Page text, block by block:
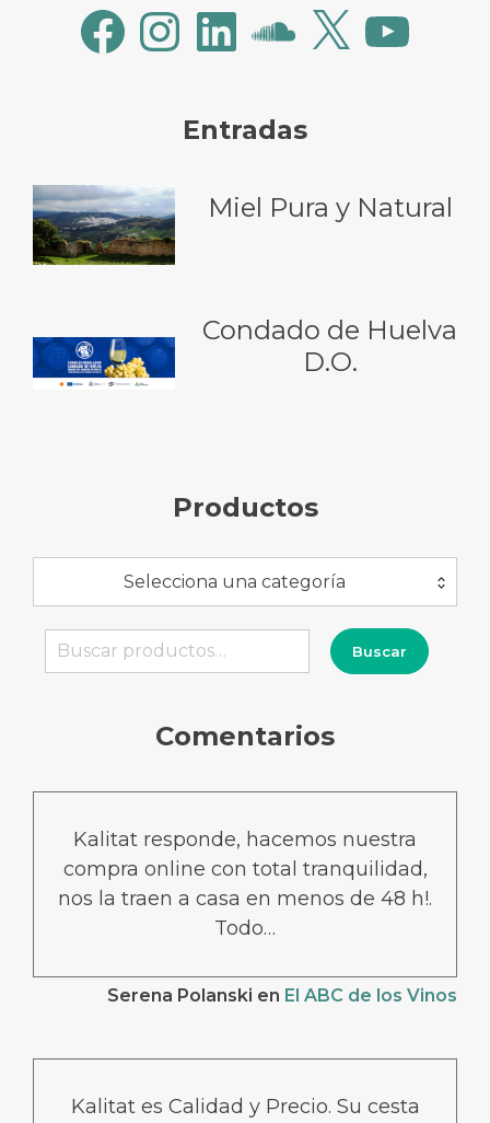
FacebookInstagramLinkedInSoundCloud
X YouTube
Entradas
Miel Pura y Natural
Condado de Huelva
D.O.
Productos
Selecciona una categoría
Buscar
Buscar
Comentarios
Kalitat responde, hacemos nuestra
compra online con total tranquilidad,
nos la traen a casa en menos de 48 h!.
Todo…
Serena Polanski en El ABC de los Vinos
Kalitat es Calidad y Precio. Su cesta